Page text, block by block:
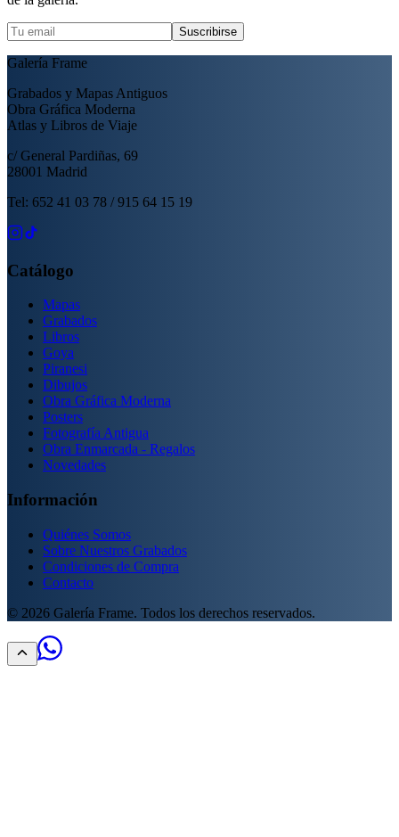
Suscribirse
Galería Frame
Grabados y Mapas Antiguos
Obra Gráfica Moderna
Atlas y Libros de Viaje
c/ General Pardiñas, 69
28001 Madrid
Tel: 652 41 03 78 / 915 64 15 19
Catálogo
Mapas
Grabados
Libros
Goya
Piranesi
Dibujos
Obra Gráfica Moderna
Posters
Fotografía Antigua
Obra Enmarcada - Regalos
Novedades
Información
Quiénes Somos
Sobre Nuestros Grabados
Condiciones de Compra
Contacto
© 2026 Galería Frame. Todos los derechos reservados.